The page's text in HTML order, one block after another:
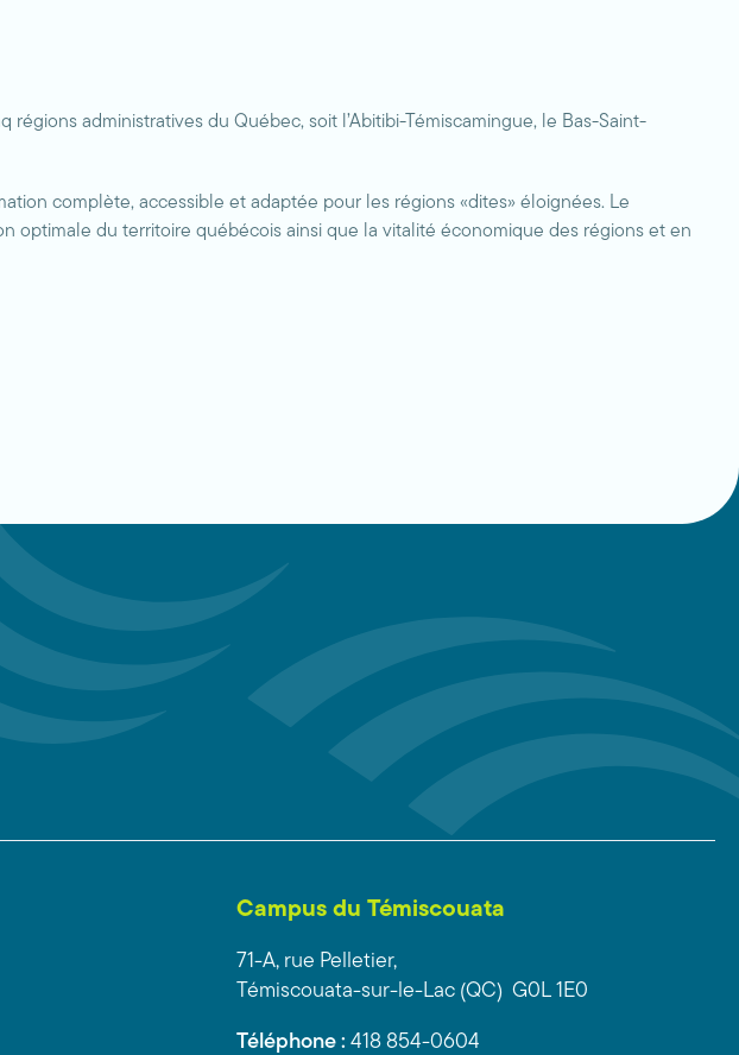
administratives du Québec, soit l’Abitibi-Témiscamingue, le Bas-Saint-
complète, accessible et adaptée pour les régions «dites» éloignées. Le
optimale du territoire québécois ainsi que la vitalité économique des régions et en
Campus du Témiscouata
71-A, rue Pelletier,
Témiscouata-sur-le-Lac (QC) G0L 1E0
Téléphone : 418 854-0604